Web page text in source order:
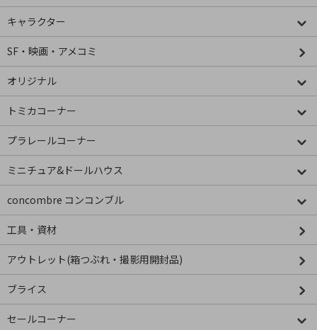
キャラクター
SF・映画・アメコミ
オリジナル
トミカコーナー
プラレールコーナー
ミニチュア&ドールハウス
concombre コンコンブル
工具・資材
アウトレット(箱つぶれ・撮影用開封品)
ブライス
セールコーナー